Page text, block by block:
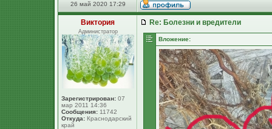
26 май 2020 17:29
Виктория
Администратор
Зарегистрирован: 07
мар 2011 14:36
Сообщения: 11742
Откуда: Краснодарский
край
Re: Болезни и вредители
Вложение: